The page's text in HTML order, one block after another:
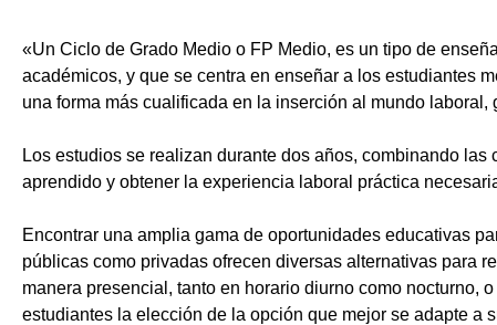
«Un Ciclo de Grado Medio o FP Medio, es un tipo de
académicos, y que se centra en enseñar a los estudiantes
una forma más cualificada en la inserción al mundo
Los estudios se realizan durante dos años, combinando
aprendido y obtener la experiencia laboral práctica
Encontrar una amplia gama de oportunidades educativas
públicas como privadas ofrecen diversas alternativas para
manera presencial, tanto en horario diurno como nocturno,
estudiantes la elección de la opción que mejor se adapte a